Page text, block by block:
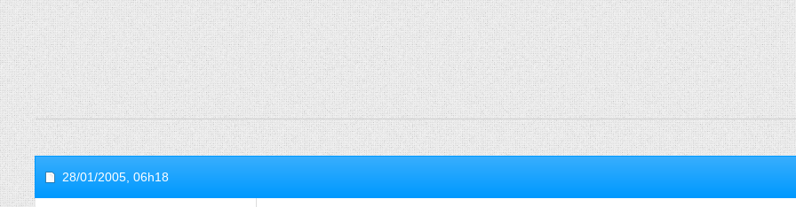
28/01/2005, 06h18